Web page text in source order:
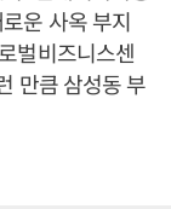
운 사옥 부지
벌비즈니스센
만큼 삼성동 부